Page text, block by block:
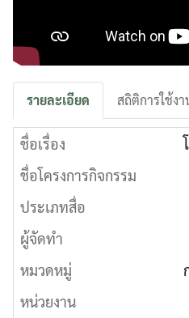
รายละเอียด สถิติการใช้งา
ชื่อเรื่อง
ชื่อโครงการกิจกรรม
ประเภทสื่อ
ผู้จัดทำ
หมวดหมู่
หน่วยงาน